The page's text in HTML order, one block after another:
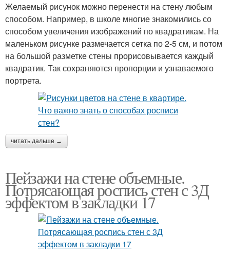
Желаемый рисунок можно перенести на стену любым
способом. Например, в школе многие знакомились со
способом увеличения изображений по квадратикам. На
маленьком рисунке размечается сетка по 2-5 см, и потом
на большой разметке стены прорисовывается каждый
квадратик. Так сохраняются пропорции и узнаваемого
портрета.
читать дальше →
Пейзажи на стене объемные.
Потрясающая роспись стен с 3Д
эффектом в закладки 17